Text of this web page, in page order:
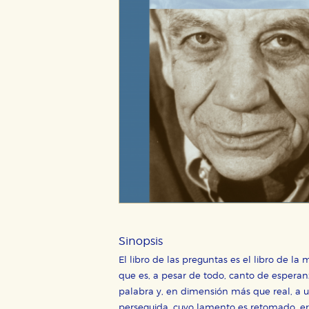
Sinopsis
El libro de las preguntas es el libro de la
que es, a pesar de todo, canto de
palabra y, en dimensión más que real, a
CONFIGURACIÓN DE
Cookies necesarias
Estas cookies son necesarias
hacerlo desde el navegador,
Cookies de rendimiento y
Estas cookies se utilizan para
configuraciones de servicios
Estas cookies son
otros sitios. No almacenan
dispositivo de internet.